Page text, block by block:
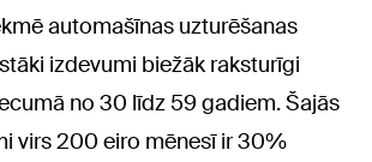
automašīnas uzturēšanas
izdevumi biežāk raksturīgi
no 30 līdz 59 gadiem. Šajās
virs 200 eiro mēnesī ir 30%